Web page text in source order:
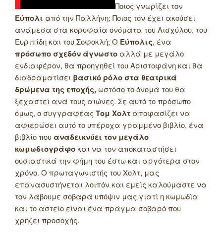
Ποιος γνωρίζει τον
Εύπολι από την Παλλήνη; Ποιος τον έχει ακούσει
ανάμεσα στα κορυφαία ονόματα του Αισχύλου, του
Ευριπίδη και του Σοφοκλή; Ο Εύπολις, ένα
πρόσωπο σχεδόν άγνωστο αλλά με μεγάλο
ενδιαφέρον, θα προηγηθεί του Αριστοφάνη και θα
διαδραματίσει βασικό ρόλο στα θεατρικά
δρώμενα της εποχής, ωστόσο το όνομά του θα
ξεχαστεί ανά τους αιώνες. Σε αυτό το πρόσωπο
όμως, ο συγγραφέας Τομ Χολτ αποφασίζει να
αφιερώσει αυτό το υπέροχα γραμμένο βιβλίο, ένα
βιβλίο που αναδεικνύει τον μεγάλο
κωμωδιογράφοκαι να τον αποκαταστήσει
ουσιαστικά την φήμη του έστω και αργότερα στον
χρόνο. Ο πρωταγωνιστής του Χολτ, μας
επανασυστήνεται λοιπόν και εμείς καλούμαστε να
τον λάβουμε σοβαρά υπόψιν μας γιατί η κωμωδία
και το αστείο είναι ένα πράγμα σοβαρό που
χρήζει προσοχής.